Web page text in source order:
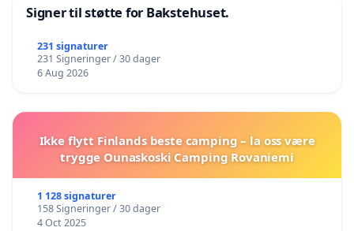
Signer til støtte for Bakstehuset.
231 signaturer
231 Signeringer / 30 dager
6 Aug 2026
Ikke flytt Finlands beste camping – la oss være
trygge Ounaskoski Camping Rovaniemi
1 128 signaturer
158 Signeringer / 30 dager
4 Oct 2025